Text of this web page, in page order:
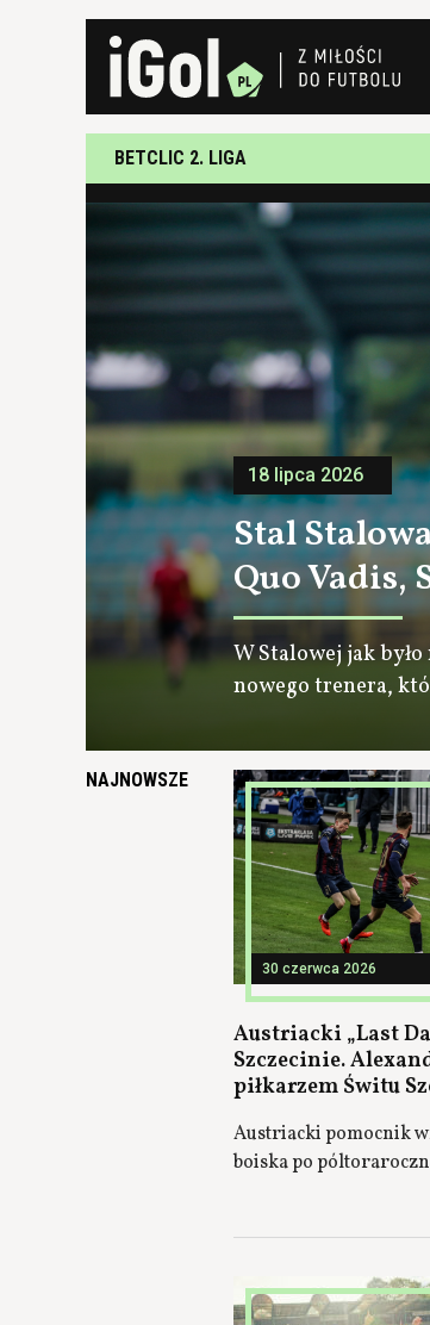
BETCLIC 2. LIGA
18 lipca 2026
Stal
Quo Vadis,
W Stalowej jak
nowego trenera,
NAJNOWSZE
30 czerwca 2026
Austriacki „Last
Szczecinie.
piłkarzem Świtu
Austriacki pomocnik
boiska po